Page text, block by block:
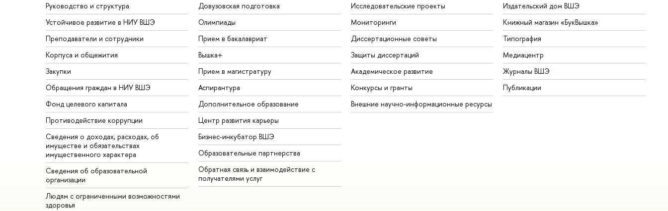
Руководство и структура
Устойчивое развитие в НИУ ВШЭ
Преподаватели и сотрудники
Корпуса и общежития
Закупки
Обращения граждан в НИУ ВШЭ
Фонд целевого капитала
Противодействие коррупции
Сведения о доходах, расходах, об
имуществе и обязательствах
имущественного характера
Сведения об образовательной
организации
Людям с ограниченными возможностями
здоровья
Довузовская подготовка
Олимпиады
Прием в бакалавриат
Вышка+
Прием в магистратуру
Аспирантура
Дополнительное образование
Центр развития карьеры
Бизнес-инкубатор ВШЭ
Образовательные партнерства
Обратная связь и взаимодействие с
получателями услуг
Исследовательские проекты
Мониторинги
Диссертационные советы
Защиты диссертаций
Академическое развитие
Конкурсы и гранты
Внешние научно-информационные ресурсы
Издательский дом ВШЭ
Книжный магазин «БукВышка»
Типография
Медиацентр
Журналы ВШЭ
Публикации